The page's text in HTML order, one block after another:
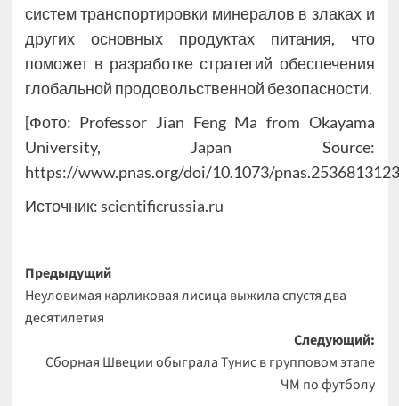
систем транспортировки минералов в злаках и
других основных продуктах питания, что
поможет в разработке стратегий обеспечения
глобальной продовольственной безопасности.
[Фото: Professor Jian Feng Ma from Okayama
University, Japan Source:
https://www.pnas.org/doi/10.1073/
Источник:scientificrussia.ru
Навигация
записи
Предыдущий
Неуловимая карликовая лисица выжила спустя два
десятилетия
Следующий:
Сборная Швеции обыграла Тунис в групповом этапе
ЧМ по футболу